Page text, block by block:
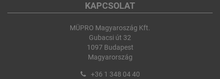
KAPCSOLAT
MÜPRO Magyaroszág Kft.
Gubacsi út 32
1097 Budapest
Magyarország
+36 1 348 04 40